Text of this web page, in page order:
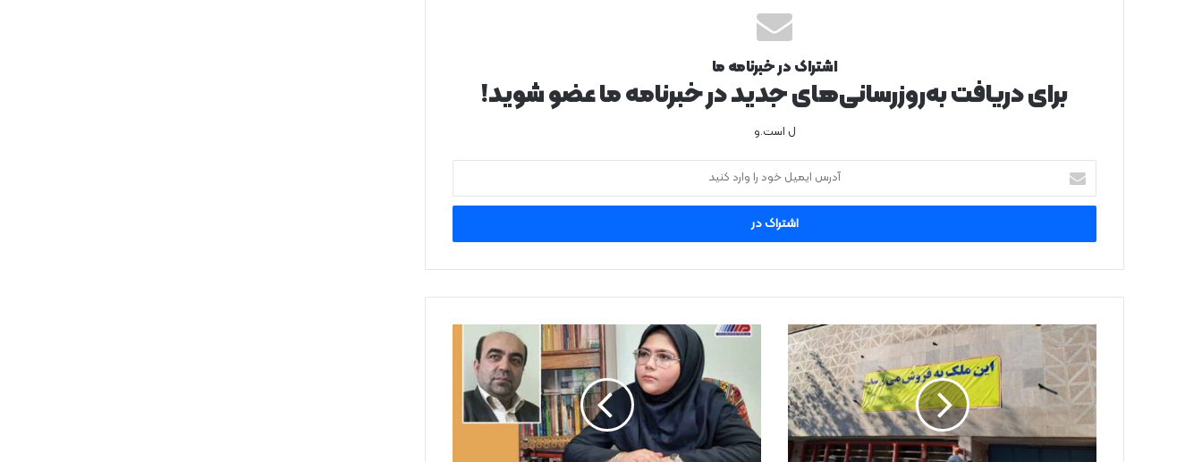
اشتراک در خبرنامه ما
برای دریافت به‌روزرسانی‌های جدید در خبرنامه ما عضو شوید!
ل است.و
آدرس
ایمیل
خود
وارد
واکنش‌ها
و
پیشنهادها
به
اعلان
فروش
سینما
ضرورت
انس
بیش‌تر
کتاب